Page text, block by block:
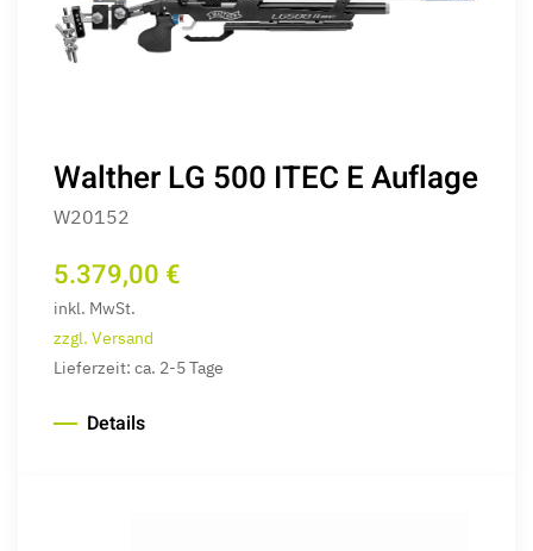
Walther LG 500 ITEC E Auflage
W20152
5.379,00 €
inkl. MwSt.
zzgl. Versand
Lieferzeit: ca. 2-5 Tage
Details